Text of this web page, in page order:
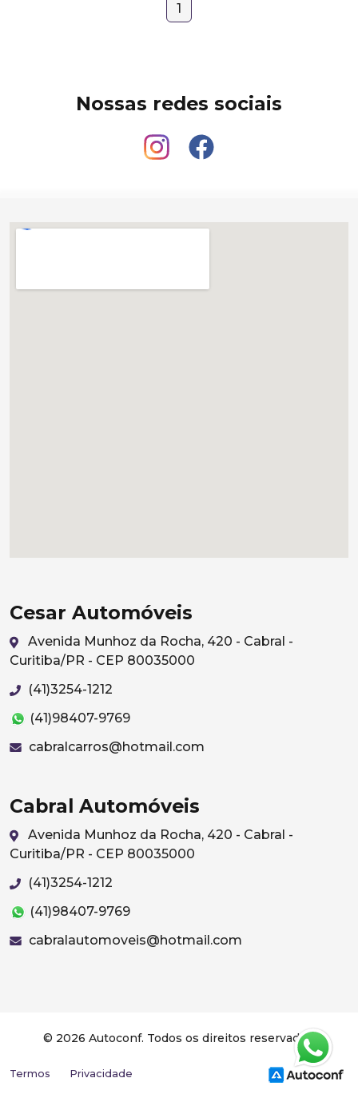
1
Nossas redes sociais
Cesar Automóveis
Avenida Munhoz da Rocha, 420 - Cabral -
Curitiba/PR - CEP 80035000
(41)3254-1212
(41)98407-9769
cabralcarros@hotmail.com
Cabral Automóveis
Avenida Munhoz da Rocha, 420 - Cabral -
Curitiba/PR - CEP 80035000
(41)3254-1212
(41)98407-9769
cabralautomoveis@hotmail.com
© 2026 Autoconf. Todos os direitos reservados.
Termos Privacidade